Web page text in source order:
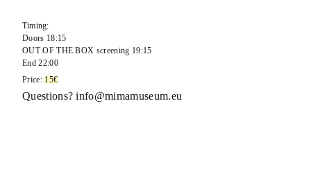
Timing:
Doors 18:15
OUT OF THE BOX screening 19:15
End 22:00
Price: 15€
Questions? info@mimamuseum.eu